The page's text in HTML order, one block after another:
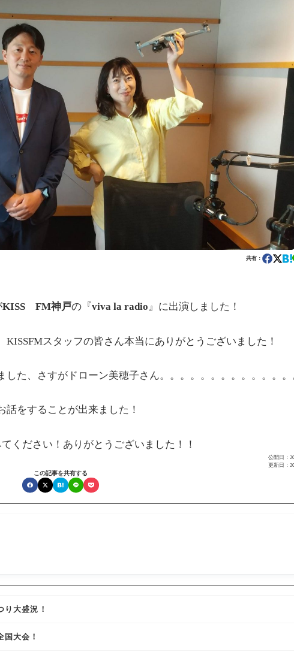
共有：
KISS FM神戸の『viva la radio』に出演しました！
スタッフの皆さん本当にありがとうございました！
た、さすがドローン美穂子さん。。。。。。。。。。。。。
話をすることが出来ました！
ください！ありがとうございました！！
公開日：
更新日：
この記事を共有する
り大盛況！
国大会！